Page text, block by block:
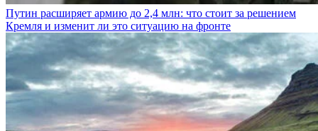
Путин расширяет армию до 2,4 млн: что стоит за решением
Кремля и изменит ли это ситуацию на фронте